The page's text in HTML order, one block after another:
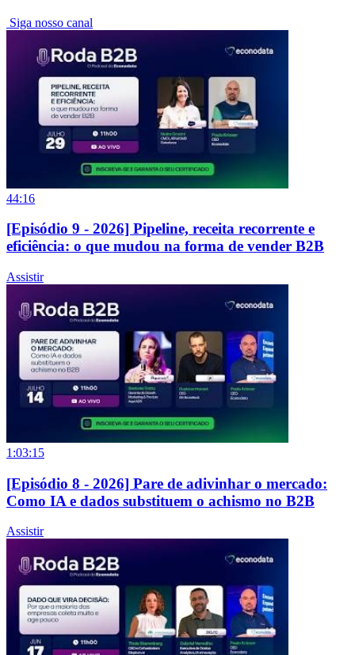
Siga nosso canal
44:16
[Episódio 9 - 2026] Pipeline, receita recorrente e
eficiência: o que mudou na forma de vender B2B
Assistir
1:03:15
[Episódio 8 - 2026] Pare de adivinhar o mercado:
Como IA e dados substituem o achismo no B2B
Assistir